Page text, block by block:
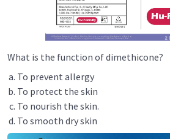
What is the function of dimethicone?
To prevent allergy
To protect the skin
To nourish the skin.
To smooth dry skin